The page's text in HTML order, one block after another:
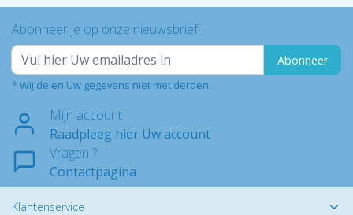
Abonneer je op onze nieuwsbrief
Abonneer
* Wij delen Uw gegevens niet met derden.
Mijn account
Raadpleeg hier Uw account
Vragen ?
Contactpagina
Klantenservice